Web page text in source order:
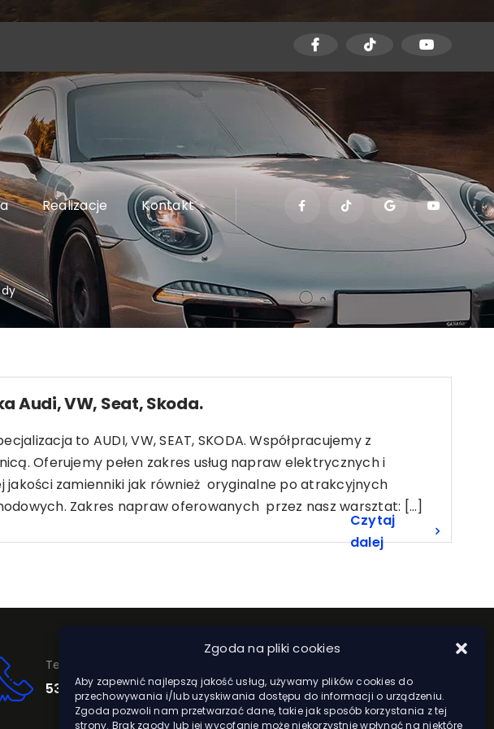
Zgoda na pliki cookies
Aby zapewnić najlepszą jakość usług, używamy plików cookies do
przechowywania i/lub uzyskiwania dostępu do informacji o urządzeniu.
Zgoda pozwoli nam przetwarzać dane, takie jak sposób korzystania z tej
strony. Brak zgody lub jej wycofanie może niekorzystnie wpłynąć na niektóre
Realizacje Kontakt
Audi, VW, Seat, Skoda.
to AUDI, VW, SEAT, SKODA. Współpracujemy z
Oferujemy pełen zakres usług napraw elektrycznych i
jakości zamienniki jak również oryginalne po atrakcyjnych
Zakres napraw oferowanych przez nasz warsztat: [...]
Czytaj
dalej
Telefon
531 420 002